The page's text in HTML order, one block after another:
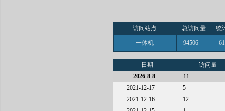
访问站点 总访问量 统
一体机 94506
日期
访问量
2026-8-8
11
2021-12-17
5
2021-12-16
12